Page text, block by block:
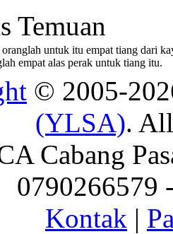
Temuan
untuk itu empat tiang dari
empat alas perak untuk tiang itu.
© 2005-
(YLSA).
Cabang
0790266579
Kontak |